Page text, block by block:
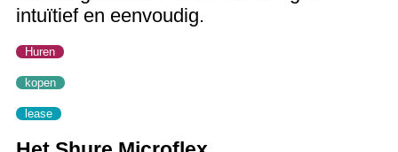
intuïtief en eenvoudig.
Huren
kopen
lease